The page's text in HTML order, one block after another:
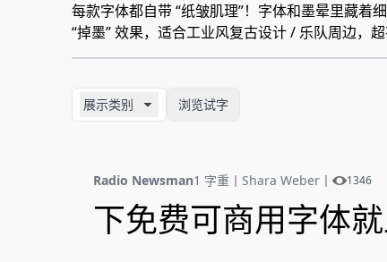
每款字体都自带 “纸皱肌理”！字体和墨晕里藏着
“掉墨” 效果，适合工业风复古设计 / 乐队周边，超
展示类别 浏览试字
Radio Newsman1 字重 丨 Shara Weber 丨 1346
下免费可商用字体